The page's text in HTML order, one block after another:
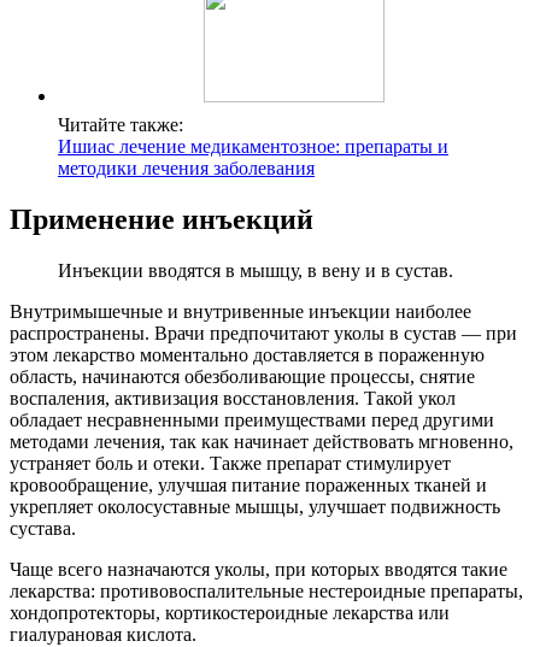
Читайте также:
Ишиас лечение медикаментозное: препараты и
методики лечения заболевания
Применение инъекций
Инъекции вводятся в мышцу, в вену и в сустав.
Внутримышечные и внутривенные инъекции наиболее
распространены. Врачи предпочитают уколы в сустав — при
этом лекарство моментально доставляется в пораженную
область, начинаются обезболивающие процессы, снятие
воспаления, активизация восстановления. Такой укол
обладает несравненными преимуществами перед другими
методами лечения, так как начинает действовать мгновенно,
устраняет боль и отеки. Также препарат стимулирует
кровообращение, улучшая питание пораженных тканей и
укрепляет околосуставные мышцы, улучшает подвижность
сустава.
Чаще всего назначаются уколы, при которых вводятся такие
лекарства: противовоспалительные нестероидные препараты,
хондопротекторы, кортикостероидные лекарства или
гиалурановая кислота.